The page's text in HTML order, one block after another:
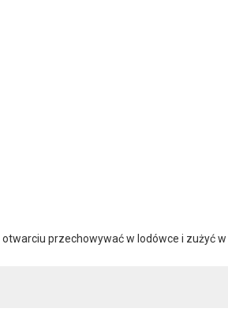
przechowywać w lodówce i zużyć w